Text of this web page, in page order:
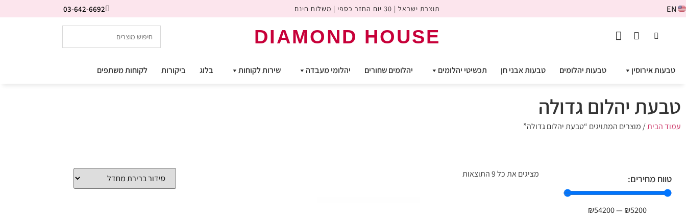
EN תוצרת ישראל | 30 יום החזר כספי | משלוח חינם 03-642-6692
DIAMOND HOUSE
טבעות אירוסין טבעות יהלומים טבעות אבני חן תכשיטי יהלומים יהלומים שחורים יהלומי מעבדה שירות לקוחות בלוג ביקורות לקוחות משתפים
טבעת יהלום גדולה
עמוד הבית/ מוצרים המתויגים “טבעת יהלום גדולה”
טווח מחירים:
₪5200
—
₪54200
מציגים את כל ⁦9⁩ התוצאות